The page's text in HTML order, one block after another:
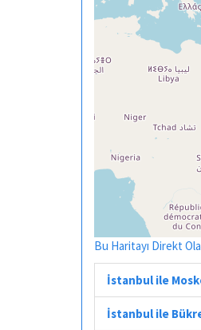
Bu Haritayı Direkt
İstanbul ile
İstanbul ile